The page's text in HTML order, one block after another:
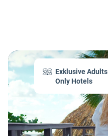
Exklusive Adults
Only Hotels